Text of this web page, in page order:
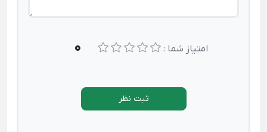
امتیاز شما : 0
ثبت نظر